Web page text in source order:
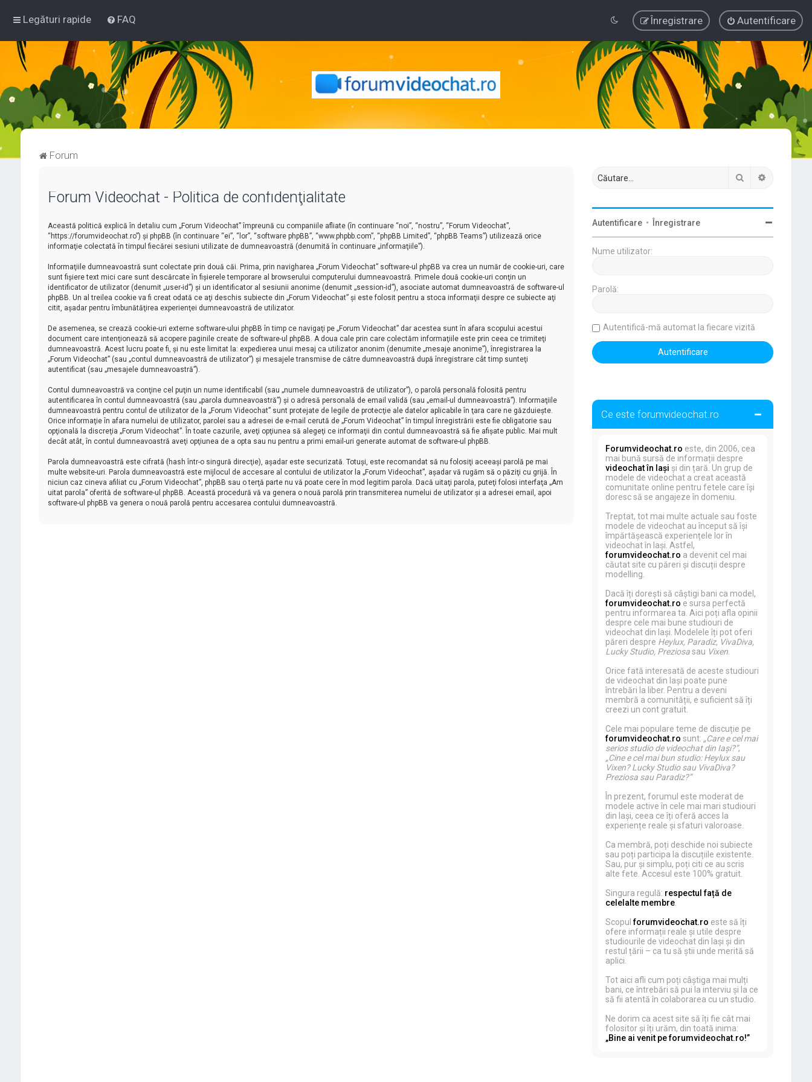
Legături rapide FAQ Autentificare
Înregistrare
Forum
Forum Videochat - Politica de confidenţialitate
Această politică explică în detaliu cum „Forum Videochat” împreună cu companiile afliate (în continuare “noi”, “nostru”, “Forum Videochat”,
“https://forumvideochat.ro”) şi phpBB (în continuare “ei”, “lor”, “software phpBB”, “www.phpbb.com”, “phpBB Limited”, “phpBB Teams”) utilizează orice
informaţie colectată în timpul fiecărei sesiuni utilizate de dumneavoastră (denumită în continuare „informaţiile”).
Informaţiile dumneavoastră sunt colectate prin două căi. Prima, prin navigharea „Forum Videochat” software-ul phpBB va crea un număr de cookie-uri, care
sunt fişiere text mici care sunt descărcate în fişierele temporare al browserului computerului dumneavoastră. Primele două cookie-uri conţin un
identificator de utilizator (denumit „user-id”) şi un identificator al sesiunii anonime (denumit „session-id”), asociate automat dumneavoastră de software-ul
phpBB. Un al treilea cookie va fi creat odată ce aţi deschis subiecte din „Forum Videochat” şi este folosit pentru a stoca informaţii despre ce subiecte aţi
citit, aşadar pentru îmbunătăţirea experienţei dumneavoastră de utilizator.
De asemenea, se crează cookie-uri externe software-ului phpBB în timp ce navigaţi pe „Forum Videochat” dar acestea sunt în afara scopului acestui
document care intenţionează să acopere paginile create de software-ul phpBB. A doua cale prin care colectăm informaţiile este prin ceea ce trimiteţi
dumneavoastră. Acest lucru poate fi, şi nu este limitat la: expedierea unui mesaj ca utilizator anonim (denumite „mesaje anonime”), înregistrarea la
„Forum Videochat” (sau „contul dumneavoastră de utilizator”) şi mesajele transmise de către dumneavoastră după înregistrare cât timp sunteţi
autentificat (sau „mesajele dumneavoastră”).
Contul dumneavoastră va conţine cel puţin un nume identificabil (sau „numele dumneavoastră de utilizator”), o parolă personală folosită pentru
autentificarea în contul dumneavoastră (sau „parola dumneavoastră”) şi o adresă personală de email validă (sau „email-ul dumneavoastră”). Informaţiile
dumneavoastră pentru contul de utilizator de la „Forum Videochat” sunt protejate de legile de protecţie ale datelor aplicabile în ţara care ne găzduieşte.
Orice informaţie în afara numelui de utilizator, parolei sau a adresei de e-mail cerută de „Forum Videochat” în timpul înregistrării este fie obligatorie sau
opţională la discreţia „Forum Videochat”. În toate cazurile, aveţi opţiunea să alegeţi ce informaţii din contul dumneavoastră să fie afişate public. Mai mult
decât atât, în contul dumneavoastră aveţi opţiunea de a opta sau nu pentru a primi email-uri generate automat de software-ul phpBB.
Parola dumneavoastră este cifrată (hash într-o singură direcţie), aşadar este securizată. Totuşi, este recomandat să nu folosiţi aceeaşi parolă pe mai
multe website-uri. Parola dumneavoastră este mijlocul de accesare al contului de utilizator la „Forum Videochat”, aşadar vă rugăm să o păziţi cu grijă. În
niciun caz cineva afiliat cu „Forum Videochat”, phpBB sau o terţă parte nu vă poate cere în mod legitim parola. Dacă uitaţi parola, puteţi folosi interfaţa „Am
uitat parola” oferită de software-ul phpBB. Această procedură vă va genera o nouă parolă prin transmiterea numelui de utilizator şi a adresei email, apoi
software-ul phpBB va genera o nouă parolă pentru accesarea contului dumneavoastră.
Căutare
Autentificare • Înregistrare
Nume utilizator:
Parolă:
Autentifică-mă automat la fiecare vizită
Ce este forumvideochat.ro
Forumvideochat.ro este, din 2006, cea
mai bună sursă de informații despre
videochat în Iași și din țară. Un grup de
modele de videochat a creat această
comunitate online pentru fetele care își
doresc să se angajeze în domeniu.
Treptat, tot mai multe actuale sau foste
modele de videochat au început să își
împărtășească experiențele lor în
videochat în Iași. Astfel,
forumvideochat.ro a devenit cel mai
căutat site cu păreri și discuții despre
modelling.
Dacă îți dorești să câștigi bani ca model,
forumvideochat.ro e sursa perfectă
pentru informarea ta. Aici poți afla opinii
despre cele mai bune studiouri de
videochat din Iași. Modelele îți pot oferi
păreri despre Heylux, Paradiz, VivaDiva,
Lucky Studio, Preziosasau Vixen
Orice fată interesată de aceste studiouri
de videochat din Iași poate pune
întrebări la liber. Pentru a deveni
membră a comunității, e suficient să îți
creezi un cont gratuit.
Cele mai populare teme de discuție pe
forumvideochat.ro sunt: „Care e cel mai
serios studio de videochat din Iași?”,
„Cine e cel mai bun studio: Heylux sau
Vixen? Lucky Studio sau VivaDiva?
Preziosa sau Paradiz?”
În prezent, forumul este moderat de
modele active în cele mai mari studiouri
din Iași, ceea ce îți oferă acces la
experiențe reale și sfaturi valoroase.
Ca membră, poți deschide noi subiecte
sau poți participa la discuțiile existente.
Sau, pur și simplu, poți citi ce au scris
alte fete. Accesul este 100% gratuit.
Singura regulă: respectul față de
celelalte membre
Scopulforumvideochat.ro este să îți
ofere informații reale și utile despre
studiourile de videochat din Iași și din
restul țării – ca tu să știi unde merită să
aplici.
Tot aici afli cum poți câștiga mai mulți
bani, ce întrebări să pui la interviu și la ce
să fii atentă în colaborarea cu un studio.
Ne dorim ca acest site să îți fie cât mai
folositor și îți urăm, din toată inima:
„Bine ai venit pe forumvideochat.ro!”